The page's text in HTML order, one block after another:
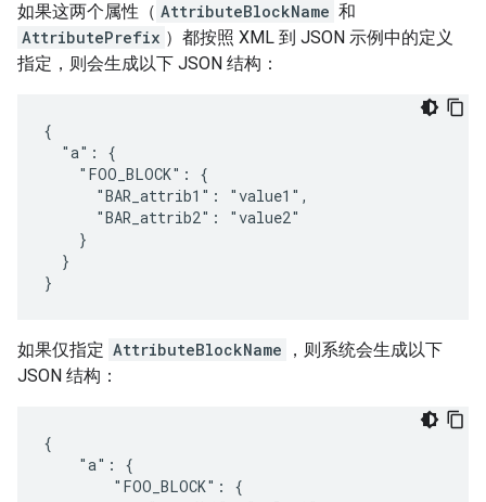
如果这两个属性（ AttributeBlockName 和
AttributePrefix ）都按照 XML 到 JSON 示例中的定义
指定，则会生成以下 JSON 结构：
{
  "a": {
    "FOO_BLOCK": {
      "BAR_attrib1": "value1",
      "BAR_attrib2": "value2"
    }
  }
}
如果仅指定 AttributeBlockName
，则系统会生成以下
JSON 结构：
{
    "a": {
        "FOO_BLOCK": {